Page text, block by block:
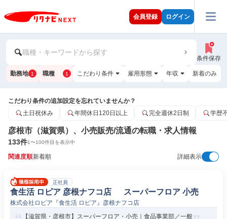
会員登録 ログイン
職種・キーワードから探す
条件保存
勤務地 1 職種 1 こだわり条件 雇用形態 年収 新着のみ
こだわり条件の追加設定を忘れていませんか？
土日祝休み
年間休日120日以上 完全週休2日制 学歴
彦根市（滋賀県）、小売販売/流通の転職・求人情報
133件1〜100件目を表示中
関連度順新着順 詳細表示
正社員
食生活 ロピア 彦根ナフコ店 スーパーフロア 小売
株式会社ロピア『食生活 ロピア』彦根ナフコ店
【滋賀県・彦根市】スーパーフロア・小売｜食品事業部／一般